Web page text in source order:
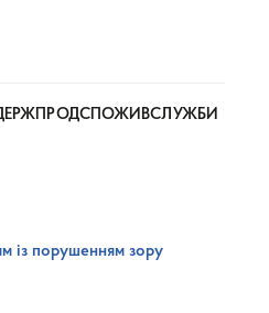
ДЕРЖПРОДСПОЖИВСЛУЖБИ
із порушенням зору